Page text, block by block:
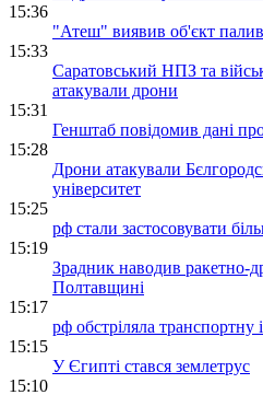
15:36
"Атеш" виявив об'єкт
15:33
Саратовський НПЗ та
атакували дрони
15:31
Генштаб повідомив дані
15:28
Дрони атакували
університет
15:25
рф стали застосовувати
15:19
Зрадник наводив ракетно-
Полтавщині
15:17
рф обстріляла
15:15
У Єгипті стався землетрус
15:10